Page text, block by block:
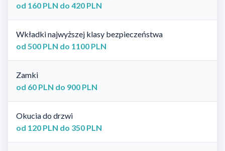
od 160 PLN do 420 PLN
Wkładki najwyższej klasy bezpieczeństwa
od 500 PLN do 1100 PLN
Zamki
od 60 PLN do 900 PLN
Okucia do drzwi
od 120 PLN do 350 PLN